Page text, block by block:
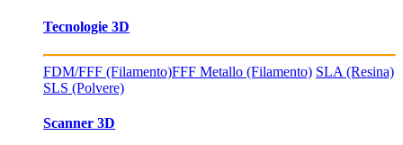
Tecnologie 3D
FDM/FFF (Filamento)FFF Metallo (Filamento) SLA (Resina)
SLS (Polvere)
Scanner 3D